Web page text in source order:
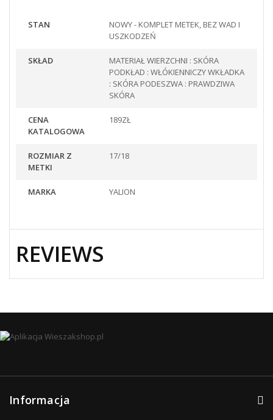
STAN
NOWY - KOMPLET METEK, BEZ WAD I
USZKODZEŃ
SKŁAD
MATERIAŁ WIERZCHNI : SKÓRA
PODKŁAD : WŁÓKIENNICZY WKŁADKA
: SKÓRA PODESZWA : PRAWDZIWA
SKÓRA
CENA
KATALOGOWA
189ZŁ
ROZMIAR Z
METKI
17/18
MARKA YALION
REVIEWS
Informacja